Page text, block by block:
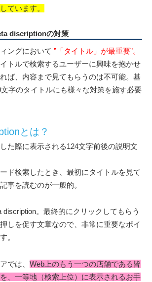
ています。
discriptionの対策
ングにおいて ”「タイトル」が最重要”。
トルで検索するユーザーに興味を抱かせ
ば、内容まで見てもらうのは不可能。基
字のタイトルにも様々な対策を施す必要
とは？
た際に表示される124文字前後の説明文
ド検索したとき、最初にタイトルを見て
事を読むのが一般的。
discription。最終的にクリックしてもらう
しを促す文章なので、非常に重要なポイ
。
では、 Web上のもう一つの店舗である皆
、一等地（検索上位）に表示されるお手